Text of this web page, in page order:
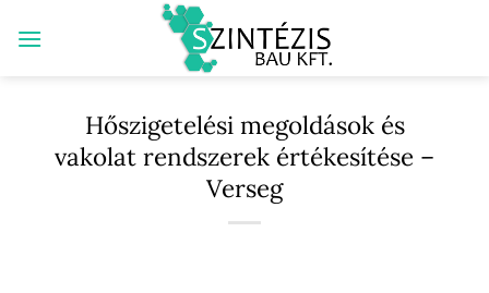
Hőszigetelési megoldások és
vakolat rendszerek értékesítése –
Verseg